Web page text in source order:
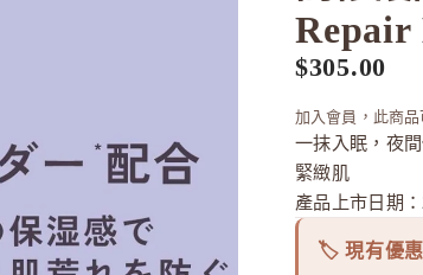
Repair
$305.00
加入會員，此商品
一抹入眠，夜
緊緻肌
產品上市日期
🏷️ 現有優惠